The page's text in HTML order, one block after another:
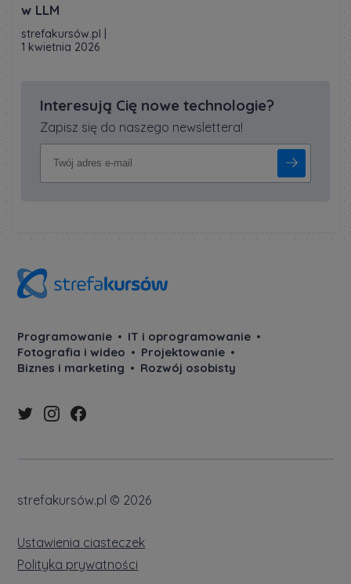
w LLM
strefakursów.pl
1 kwietnia 2026
Interesują Cię nowe technologie?
Zapisz się do naszego newslettera!
Programowanie
IT i oprogramowanie
Fotografia i wideo
Projektowanie
Biznes i marketing
Rozwój osobisty
strefakursów.pl © 2026
Ustawienia ciasteczek
Polityka prywatności